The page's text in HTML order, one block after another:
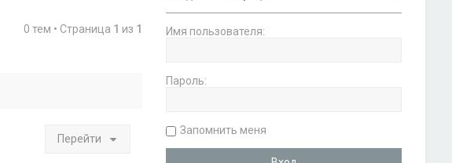
0 тем • Страница 1 из 1
Перейти
Имя пользователя:
Пароль:
Запомнить меня